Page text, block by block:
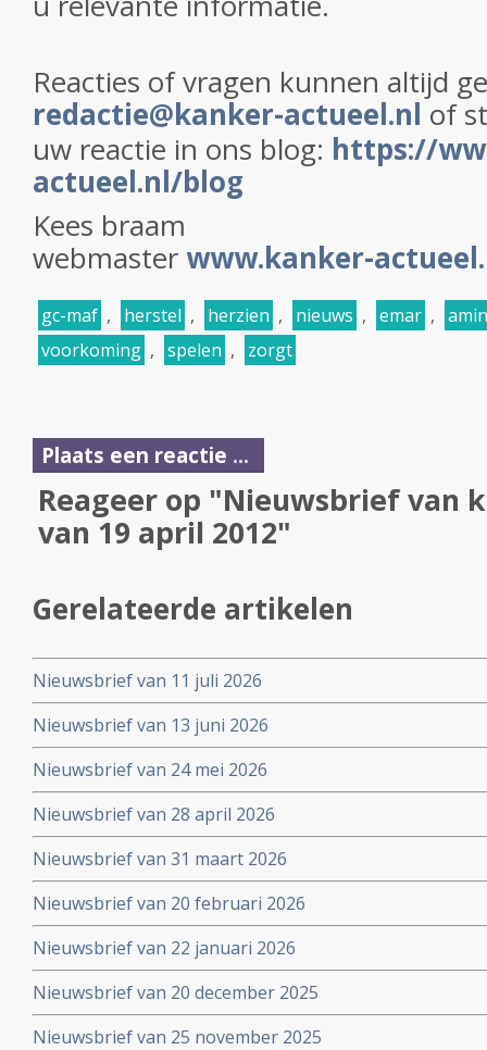
Reacties of vragen kunnen altijd
redactie@kanker-actueel.nl of
uw reactie in ons blog: https://
actueel.nl/blog
Kees braam
webmaster www.kanker-
gc-maf , herstel , herzien , nieuws , emar ,
voorkoming , spelen , zorgt
Plaats een reactie ...
Reageer op "Nieuwsbrief van
van 19 april 2012"
Gerelateerde artikelen
Nieuwsbrief van 11 juli 2026
Nieuwsbrief van 13 juni 2026
Nieuwsbrief van 24 mei 2026
Nieuwsbrief van 28 april 2026
Nieuwsbrief van 31 maart 2026
Nieuwsbrief van 20 februari 2026
Nieuwsbrief van 22 januari 2026
Nieuwsbrief van 20 december 2025
Nieuwsbrief van 25 november 2025